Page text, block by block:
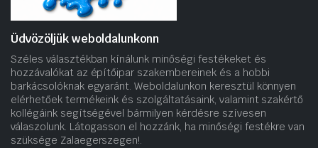
Üdvözöljük weboldalunkonn
Széles választékban kínálunk minőségi festékeket és
hozzávalókat az építőipar szakembereinek és a hobbi
barkácsolóknak egyaránt. Weboldalunkon keresztül könnyen
elérhetőek termékeink és szolgáltatásaink, valamint szakértő
kollégáink segítségével bármilyen kérdésre szívesen
válaszolunk. Látogasson el hozzánk, ha minőségi festékre van
szüksége Zalaegerszegen!.